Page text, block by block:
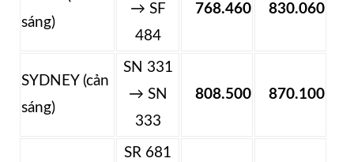
sáng)
→ SF
484
768.460 830.060
SYDNEY (cản
sáng)
SN 331
→ SN
333
808.500 870.100
SR 681